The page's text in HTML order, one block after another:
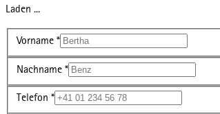
Laden ...
Vorname *
Nachname *
Telefon *